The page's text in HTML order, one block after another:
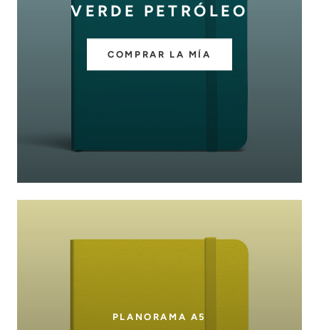
VERDE PETRÓLEO
COMPRAR LA MÍA
PLANORAMA A5